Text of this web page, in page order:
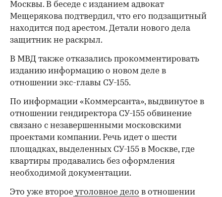
Москвы. В беседе с изданием адвокат
Мещерякова подтвердил, что его подзащитный
находится под арестом. Детали нового дела
защитник не раскрыл.
В МВД также отказались прокомментировать
изданию информацию о новом деле в
отношении экс-главы СУ-155.
По информации «Коммерсанта», выдвинутое в
отношении гендиректора СУ-155 обвинение
связано с незавершенными московскими
проектами компании. Речь идет о шести
площадках, выделенных СУ-155 в Москве, где
квартиры продавались без оформления
необходимой документации.
Это уже второе уголовное дело в отношении